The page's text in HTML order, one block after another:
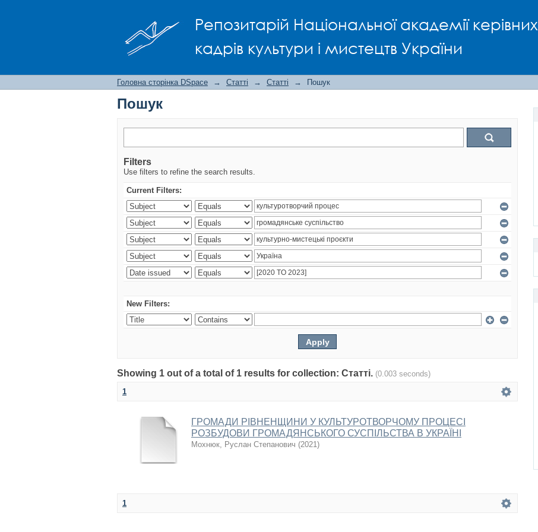
Репозитарій Національної академії керівних
кадрів культури і мистецтв України
Головна сторінка DSpace → Статті → Статті → Пошук
Пошук
Filters
Use filters to refine the search results.
Current Filters:
New Filters:
Showing 1 out of a total of 1 results for collection: Статті. (0.003 seconds)
1
ГРОМАДИ РІВНЕНЩИНИ У КУЛЬТУРОТВОРЧОМУ ПРОЦЕСІ
РОЗБУДОВИ ГРОМАДЯНСЬКОГО СУСПІЛЬСТВА В УКРАЇНІ
Мохнюк, Руслан Степанович (2021)
1